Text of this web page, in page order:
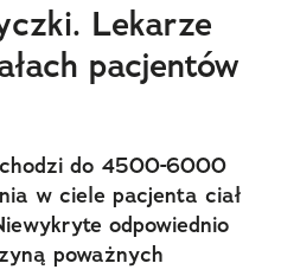
Lekarze
pacjentów
do 4500-6000
w ciele pacjenta ciał
odpowiednio
poważnych